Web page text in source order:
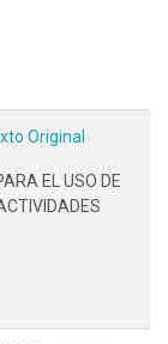
Original
EL USO DE